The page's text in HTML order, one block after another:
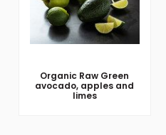
Organic Raw Green
avocado, apples and
limes